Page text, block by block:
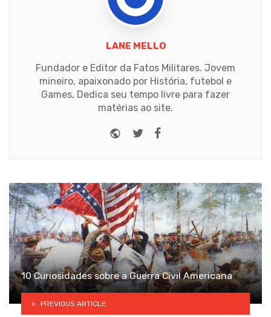
LANE MELLO
Fundador e Editor da Fatos Militares. Jovem
mineiro, apaixonado por História, futebol e
Games, Dedica seu tempo livre para fazer
matérias ao site.
Website
Twitter
10 Curiosidades sobre a Guerra Civil Americana
PREVIOUS ARTICLE